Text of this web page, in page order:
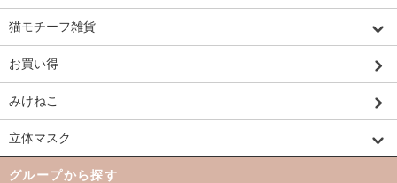
猫モチーフ雑貨
お買い得
みけねこ
立体マスク
グループから探す